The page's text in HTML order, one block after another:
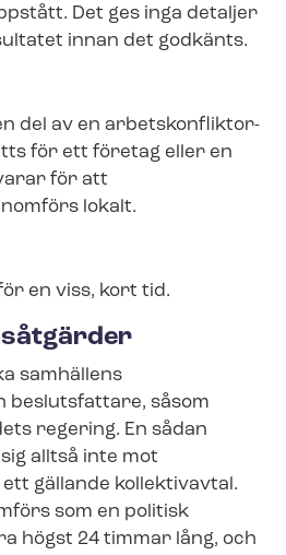
Det ges inga detaljer
innan det godkänts.
del av en ar­bets­kon­flik­t­or­
för ett företag eller en
för att
lokalt.
en viss, kort tid.
samhällens
beslutsfattare, såsom
regering. En sådan
alltså inte mot
gällande kollektivavtal.
som en politisk
högst 24 timmar lång, och